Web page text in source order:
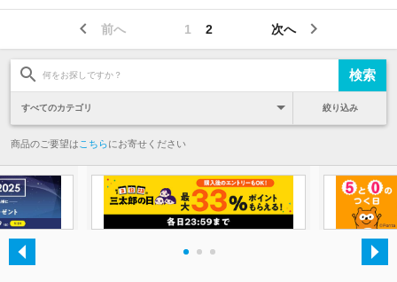
前へ 次へ
1 2
絞り込み
商品のご要望は こちらにお寄せください